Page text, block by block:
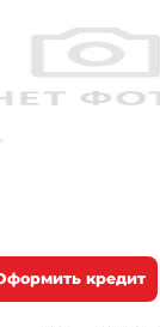
кредит